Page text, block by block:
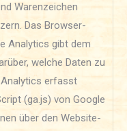
Warenzeichen
Das Browser-
Analytics gibt dem
welche Daten zu
erfasst
(ga.js) von Google
über den Website-